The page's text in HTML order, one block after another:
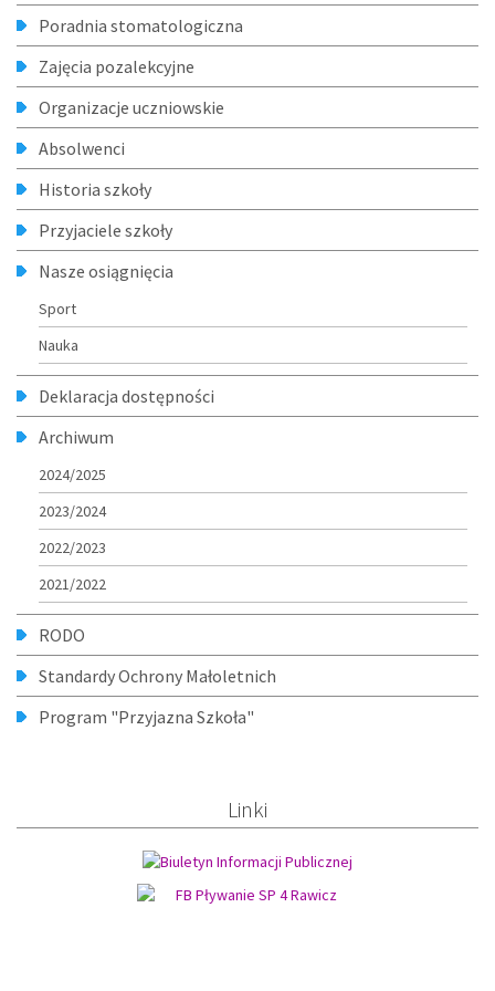
Poradnia stomatologiczna
Zajęcia pozalekcyjne
Organizacje uczniowskie
Absolwenci
Historia szkoły
Przyjaciele szkoły
Nasze osiągnięcia
Sport
Nauka
Deklaracja dostępności
Archiwum
2024/2025
2023/2024
2022/2023
2021/2022
RODO
Standardy Ochrony Małoletnich
Program "Przyjazna Szkoła"
Linki